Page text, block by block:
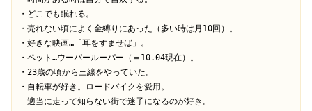
・どこでも眠れる。
・売れない頃によく金縛りにあった（多い時は月10回）。
・好きな映画…「耳をすませば」。
・ペット…ウーパールーパー（＝10.04現在）。
・23歳の頃から三線をやっていた。
・自転車が好き。ロードバイクを愛用。
適当に走って知らない街で迷子になるのが好き。